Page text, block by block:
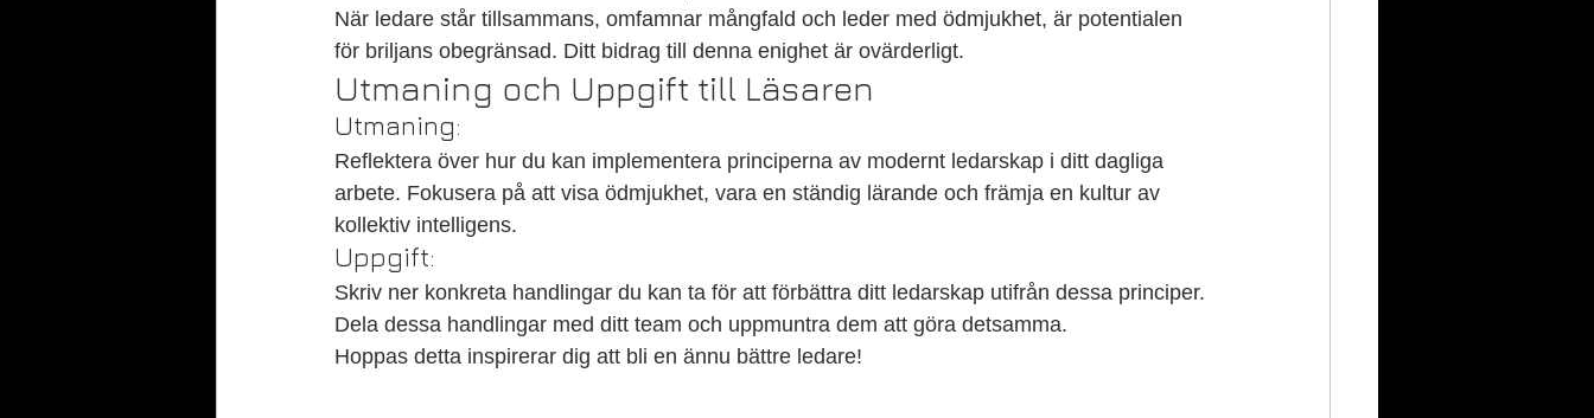
När ledare står tillsammans, omfamnar mångfald och leder med ödmjukhet, är potentialen
för briljans obegränsad. Ditt bidrag till denna enighet är ovärderligt.
Utmaning och Uppgift till Läsaren
Utmaning:
Reflektera över hur du kan implementera principerna av modernt ledarskap i ditt dagliga
arbete. Fokusera på att visa ödmjukhet, vara en ständig lärande och främja en kultur av
kollektiv intelligens.
Uppgift:
Skriv ner konkreta handlingar du kan ta för att förbättra ditt ledarskap utifrån dessa principer.
Dela dessa handlingar med ditt team och uppmuntra dem att göra detsamma.
Hoppas detta inspirerar dig att bli en ännu bättre ledare!